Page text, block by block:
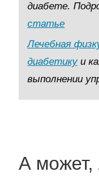
диабете.
статье
Лечебная
диабетикуи
выполнении
А